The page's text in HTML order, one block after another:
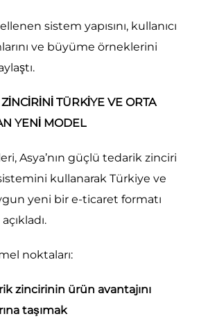
sistem yapısını, kullanıcı
ve büyüme örneklerini
TÜRKİYE VE ORTA
YENİ MODEL
Asya’nın güçlü tedarik zinciri
kullanarak Türkiye ve
yeni bir e-ticaret formatı
noktaları:
zincirinin ürün avantajını
taşımak